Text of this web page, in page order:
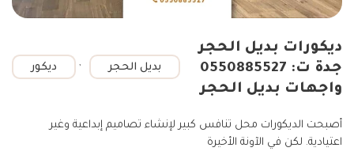
بديل الحجر , ديكور
ديكورات بديل الحجر
جدة ت: 0550885527
واجهات بديل الحجر
أصبحت الديكورات محل تنافس كبير لإنشاء تصاميم إبداعية وغير
اعتيادية. لكن في الآونة الأخيرة